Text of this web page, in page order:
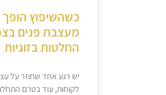
כשהשיפוץ הופך
מעצבת פנים
החלטות בזוגיות
יש רגע אחד שחוזר על
לקוחות, עוד בטרם